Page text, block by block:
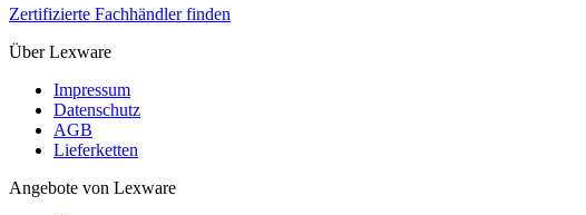
Zertifizierte Fachhändler finden
Über Lexware
Impressum
Datenschutz
AGB
Lieferketten
Angebote von Lexware